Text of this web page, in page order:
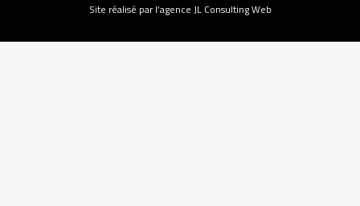
Site réalisé par l’agence JL Consulting Web